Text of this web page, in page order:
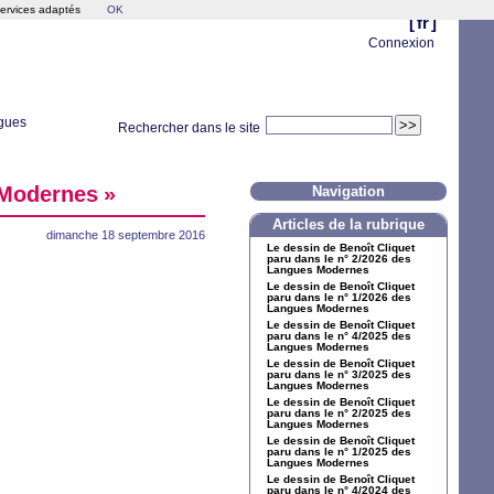
[ fr ]
Connexion
Rechercher dans le site
»
dimanche 18 septembre 2016
Navigation
Articles de la rubrique
Le dessin de Benoît Cliquet
paru dans le n° 2/2026 des
Langues Modernes
Le dessin de Benoît Cliquet
paru dans le n° 1/2026 des
Langues Modernes
Le dessin de Benoît Cliquet
paru dans le n° 4/2025 des
Langues Modernes
Le dessin de Benoît Cliquet
paru dans le n° 3/2025 des
Langues Modernes
Le dessin de Benoît Cliquet
paru dans le n° 2/2025 des
Langues Modernes
Le dessin de Benoît Cliquet
paru dans le n° 1/2025 des
Langues Modernes
Le dessin de Benoît Cliquet
paru dans le n° 4/2024 des
adaptés OK